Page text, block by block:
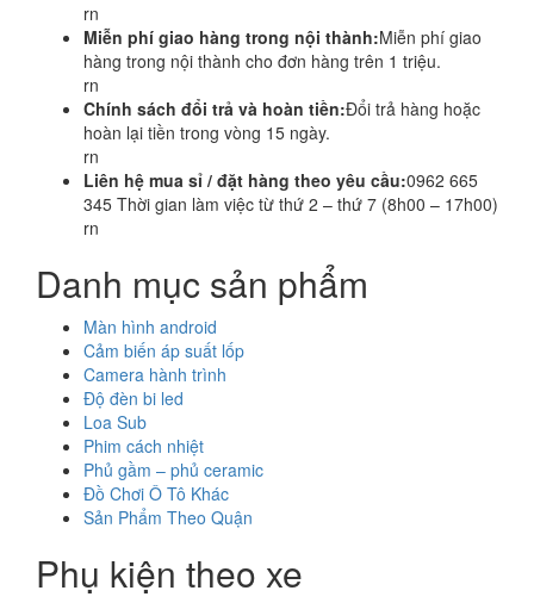
rn
Miễn phí giao hàng trong nội thành:Miễn phí giao
hàng trong nội thành cho đơn hàng trên 1 triệu.
rn
Chính sách đổi trả và hoàn tiền:Đổi trả hàng hoặc
hoàn lại tiền trong vòng 15 ngày.
rn
Liên hệ mua sỉ / đặt hàng theo yêu cầu:0962 665
345 Thời gian làm việc từ thứ 2 – thứ 7 (8h00 – 17h00)
rn
Danh mục sản phẩm
Màn hình android
Cảm biến áp suất lốp
Camera hành trình
Độ đèn bi led
Loa Sub
Phim cách nhiệt
Phủ gầm – phủ ceramic
Đồ Chơi Ô Tô Khác
Sản Phẩm Theo Quận
Phụ kiện theo xe